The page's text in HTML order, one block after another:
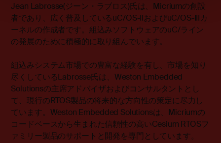
Jean Labrosse(ジーン・ラブロス)氏は、Micriumの創設
者であり、広く普及しているuC/OS-IIおよびuC/OS-IIIカ
ーネルの作成者です。組込みソフトウェアのuC/ライン
の発展のために積極的に取り組んでいます。
組込みシステム市場での豊富な経験を有し、市場を知り
尽くしているLabrosse氏は、 Weston Embedded
Solutionsの主席アドバイザおよびコンサルタントとし
て、現行のRTOS製品の将来的な方向性の策定に尽力し
ています。Weston Embedded Solutionsは、Micriumの
コードベースから生まれた信頼性の高いCesium RTOSフ
ァミリー製品のサポートと開発を専門としています。